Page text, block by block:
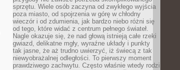
sprzętu. Wiele osób zaczyna od zwykłego wyjścia
poza miasto, od spojrzenia w górę w chłodny
wieczór i od zdumienia, jak bardzo niebo różni się
od tego, które widać z centrum pełnego świateł.
Nagle okazuje się, że nad głową istnieją całe rzeki
gwiazd, delikatne mgły, wyraźne układy i punkty
tak jasne, że aż trudno uwierzyć, iż świecą z tak
niewyobrażalnej odległości. To pierwszy moment
prawdziwego zachwytu. Często właśnie wtedy rodzi